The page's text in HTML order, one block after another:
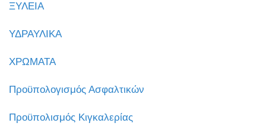
ΞΥΛΕΙΑ
ΥΔΡΑΥΛΙΚΑ
ΧΡΩΜΑΤΑ
Προϋπολογισμός Ασφαλτικών
Προϋπολισμός Κιγκαλερίας